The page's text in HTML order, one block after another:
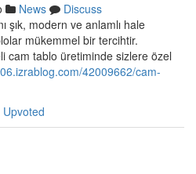
News
Discuss
şık, modern ve anlamlı hale
mükemmel bir tercihtir.
cam tablo üretiminde sizlere özel
42009662/cam-